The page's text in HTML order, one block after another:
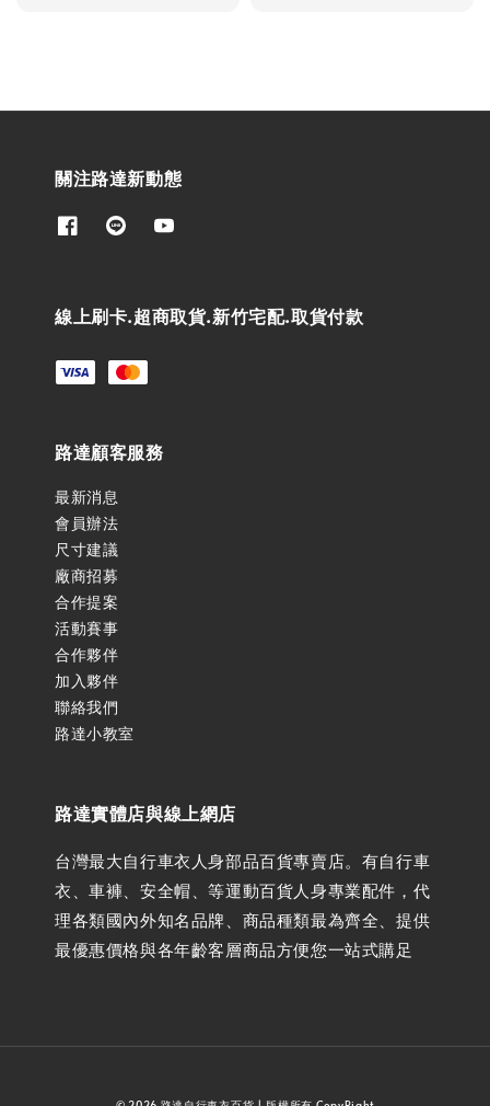
關注路達新動態
線上刷卡.超商取貨.新竹宅配.取貨付款
路達顧客服務
最新消息
會員辦法
尺寸建議
廠商招募
合作提案
活動賽事
合作夥伴
加入夥伴
聯絡我們
路達小教室
路達實體店與線上網店
台灣最大自行車衣人身部品百貨專賣店。有自行車
衣、車褲、安全帽、等運動百貨人身專業配件，代
理各類國內外知名品牌、商品種類最為齊全、提供
最優惠價格與各年齡客層商品方便您一站式購足